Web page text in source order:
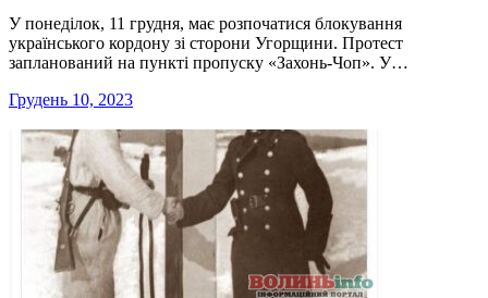
У понеділок, 11 грудня, має розпочатися блокування
українського кордону зі сторони Угорщини. Протест
запланований на пункті пропуску «Захонь-Чоп». У…
Грудень 10, 2023